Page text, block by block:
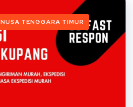
NUSA TENGGARA TIMUR